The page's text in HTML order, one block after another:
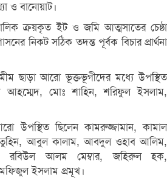
ও বানোয়াট।
ক্রয়কৃত ইট ও জমি আত্মসাতের চেষ্ঠা
নিকট সঠিক তদন্ত পূর্বক বিচার প্রার্থনা
ছাড়া আরো ভূক্তভূগীদের মধ্যে উপস্থিত
আহম্মেদ, মোঃ শাহিন, শরিফুল ইসলাম,
উপস্থিত ছিলেন কামরুজ্জামান, কামাল
তুহিন, আবুল কালাম, আবদুল ওহাব আলিম,
রবিউল আলম মেম্বার, জহিরুল হক,
মফিজুল ইসলাম প্রমূখ।